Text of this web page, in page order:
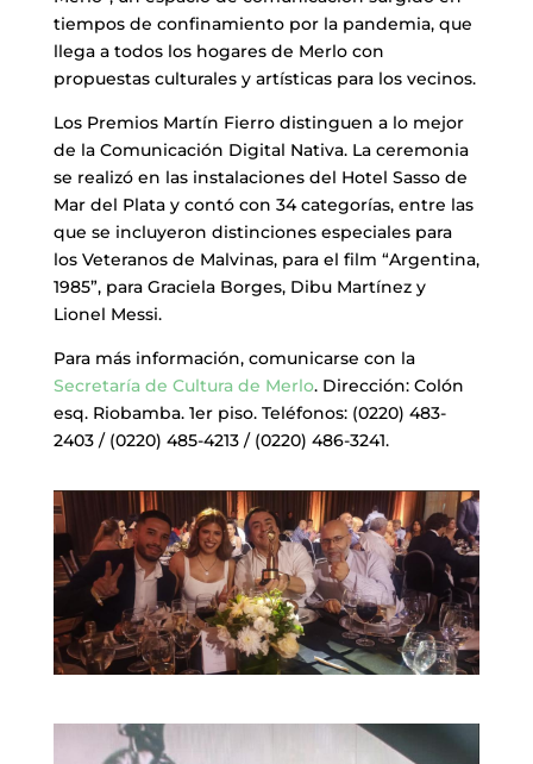
tiempos de confinamiento por la pandemia, que
llega a todos los hogares de Merlo con
propuestas culturales y artísticas para los vecinos.
Los Premios Martín Fierro distinguen a lo mejor
de la Comunicación Digital Nativa. La ceremonia
se realizó en las instalaciones del Hotel Sasso de
Mar del Plata y contó con 34 categorías, entre las
que se incluyeron distinciones especiales para
los Veteranos de Malvinas, para el film “Argentina,
1985”, para Graciela Borges, Dibu Martínez y
Lionel Messi.
Para más información, comunicarse con la
Secretaría de Cultura de Merlo. Dirección: Colón
esq. Riobamba. 1er piso. Teléfonos: (0220) 483-
2403 / (0220) 485-4213 / (0220) 486-3241.